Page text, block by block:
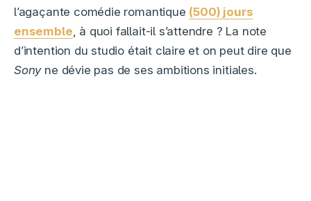
l’agaçante comédie romantique (500) jours
ensemble, à quoi fallait-il s’attendre ? La note
d’intention du studio était claire et on peut dire que
Sonyne dévie pas de ses ambitions initiales.